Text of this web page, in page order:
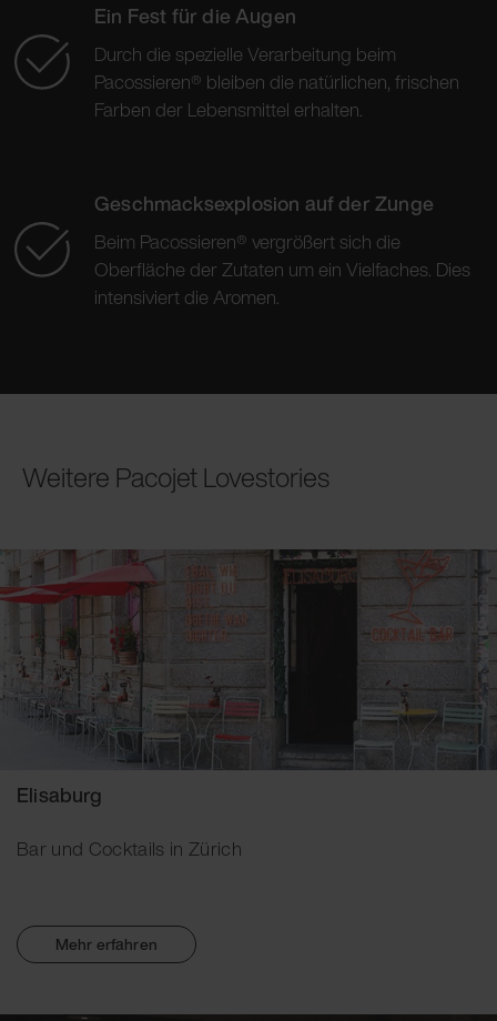
Ein Fest für die Augen
Durch die spezielle Verarbeitung beim
Pacossieren® bleiben die natürlichen, frischen
Farben der Lebensmittel erhalten.
Geschmacksexplosion auf der Zunge
Beim Pacossieren® vergrößert sich die
Oberfläche der Zutaten um ein Vielfaches. Dies
intensiviert die Aromen.
Weitere Pacojet Lovestories
Elisaburg
Bar und Cocktails in Zürich
Mehr erfahren